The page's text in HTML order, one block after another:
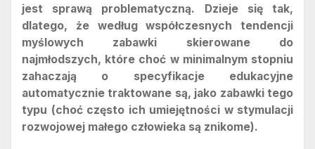
jest sprawą problematyczną. Dzieje się tak,
dlatego, że według współczesnych tendencji
myślowych zabawki skierowane do
najmłodszych, które choć w minimalnym stopniu
zahaczają o specyfikacje edukacyjne
automatycznie traktowane są, jako zabawki tego
typu (choć często ich umiejętności w stymulacji
rozwojowej małego człowieka są znikome).